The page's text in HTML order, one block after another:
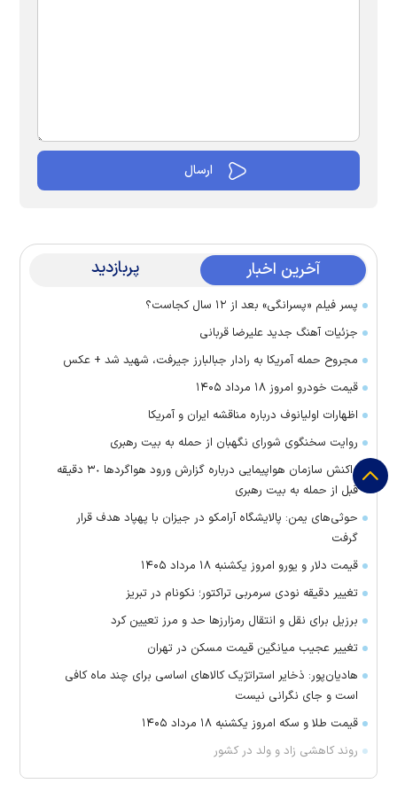
آخرین اخبار پربازدید
پسر فیلم «پسرانگی» بعد از ۱۲ سال کجاست؟
جزئیات آهنگ جدید علیرضا قربانی
مجروح حمله آمریکا به رادار جبالبارز جیرفت، شهید شد + عکس
قیمت خودرو امروز ۱۸ مرداد ۱۴۰۵
اظهارات اولیانوف درباره مناقشه ایران و آمریکا
روایت سخنگوی شورای نگهبان از حمله به بیت رهبری
واکنش سازمان هواپیمایی درباره گزارش ورود هواگرد‌ها ٣٠ دقیقه
قبل از حمله به بیت رهبری
حوثی‌های یمن: پالایشگاه آرامکو در جیزان با پهپاد هدف قرار
گرفت
قیمت دلار و یورو امروز یکشنبه ۱۸ مرداد ۱۴۰۵
تغییر دقیقه نودی سرمربی تراکتور؛ نکونام در تبریز
برزیل برای نقل‌ و انتقال رمزارز‌ها حد و مرز تعیین کرد
تغییر عجیب میانگین قیمت مسکن در تهران
هادیان‌پور: ذخایر استراتژیک کالا‌های اساسی برای چند ماه کافی
است و جای نگرانی نیست
قیمت طلا و سکه امروز یکشنبه ۱۸ مرداد ۱۴۰۵
روند کاهشی زاد و ولد در کشور